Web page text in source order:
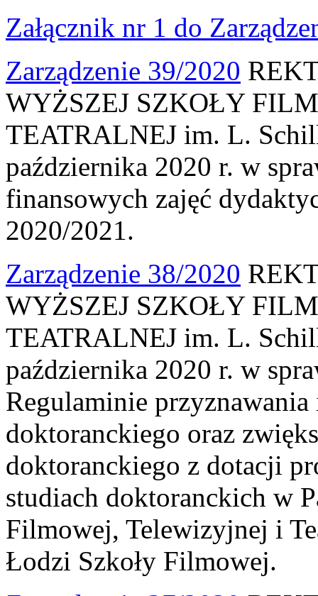
Załącznik nr 1 do
Zarządzenie 39/2020
WYŻSZEJ SZKOŁY
TEATRALNEJ im. L.
października 2020 r. w
finansowych zajęć
2020/2021.
Zarządzenie 38/2020
WYŻSZEJ SZKOŁY
TEATRALNEJ im. L.
października 2020 r. w
Regulaminie
doktoranckiego oraz
doktoranckiego z dotacji
studiach doktoranckich w
Filmowej, Telewizyjnej i
Łodzi Szkoły Filmowej.